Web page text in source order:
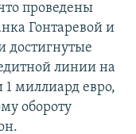
проведены
Гонтаревой и
достигнутые
линии на
миллиард евро,
обороту